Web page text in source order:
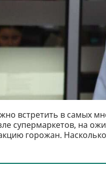
встретить в самых
супермаркетов, на
горожан.